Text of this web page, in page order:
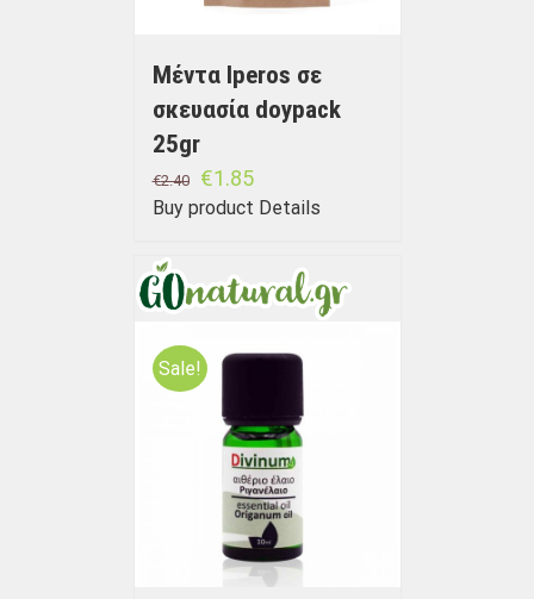
Μέντα Iperos σε
σκευασία doypack
25gr
€2.40 €1.85
Buy product Details
Sale!